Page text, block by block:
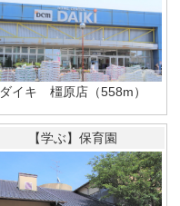
ダイキ 橿原店（558m）
【学ぶ】保育園